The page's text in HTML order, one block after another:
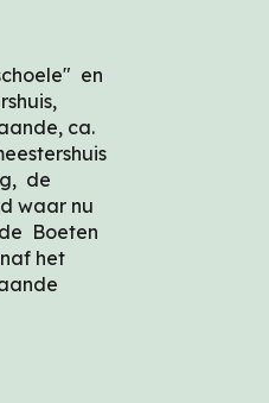
en
ca.
de
waar nu
Boeten
het